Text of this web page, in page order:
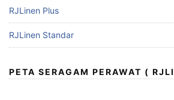
RJLinen Plus
RJLinen Standar
PETA SERAGAM PERAWAT (